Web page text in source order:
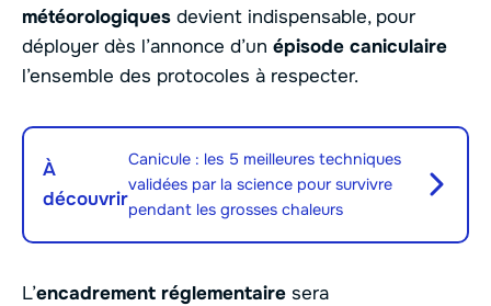
météorologiques devient indispensable, pour
déployer dès l’annonce d’un épisode caniculaire
l’ensemble des protocoles à respecter.
À
découvrir
Canicule : les 5 meilleures techniques
validées par la science pour survivre
pendant les grosses chaleurs
L’encadrement réglementaire sera